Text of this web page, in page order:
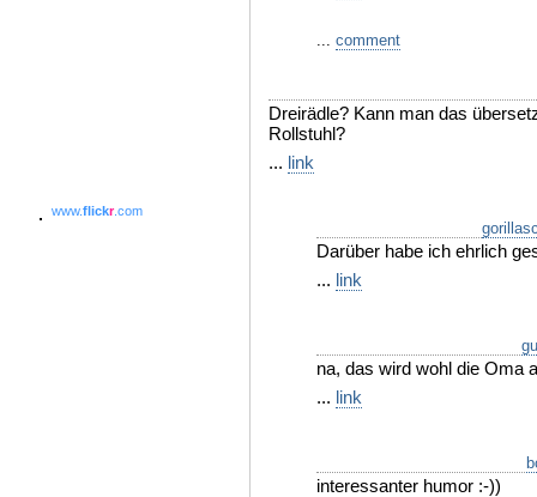
www.flickr.com
... comment
Dreirädle? Kann man das
Rollstuhl?
... link
Darüber habe ich ehrlich
... link
na, das wird wohl die Oma
... link
interessanter humor :-))